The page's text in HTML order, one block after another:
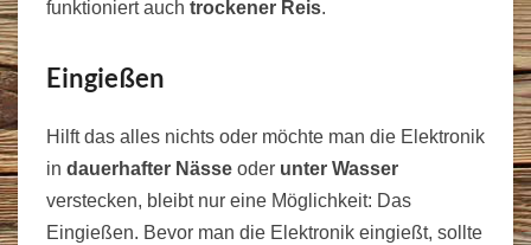
funktioniert auch trockener Reis.
Eingießen
Hilft das alles nichts oder möchte man die Elektronik
in dauerhafter Nässe oder unter Wasser
verstecken, bleibt nur eine Möglichkeit: Das
Eingießen. Bevor man die Elektronik eingießt, sollte